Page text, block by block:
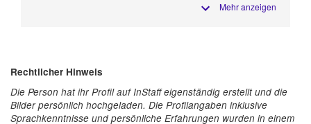
Mehr anzeigen
Rechtlicher Hinweis
Die Person hat ihr Profil auf InStaff eigenständig erstellt und die
Bilder persönlich hochgeladen. Die Profilangaben inklusive
Sprachkenntnisse und persönliche Erfahrungen wurden in einem